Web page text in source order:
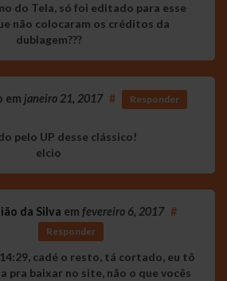
do Tela, só foi editado para esse
não colocaram os créditos da
dublagem???
em janeiro 21, 2017 # Responder
pelo UP desse clássico!
elcio
da Silva em fevereiro 6, 2017 #
Responder
cadé o resto, tá cortado, eu tô
pra baixar no site, não o que vocês